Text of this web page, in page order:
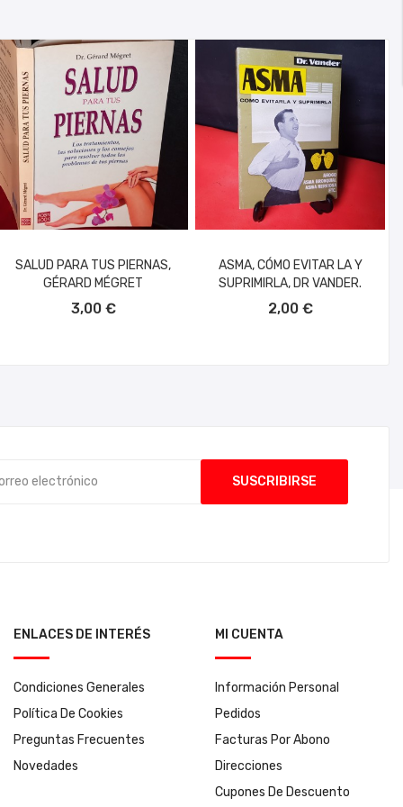
SALUD PARA TUS PIERNAS,
GÉRARD MÉGRET
3,00 €
ASMA, CÓMO EVITAR LA Y
SUPRIMIRLA, DR VANDER.
2,00 €
ENLACES DE INTERÉS
Condiciones Generales
Política De Cookies
Preguntas Frecuentes
Novedades
MI CUENTA
Información Personal
Pedidos
Facturas Por Abono
Direcciones
Cupones De Descuento